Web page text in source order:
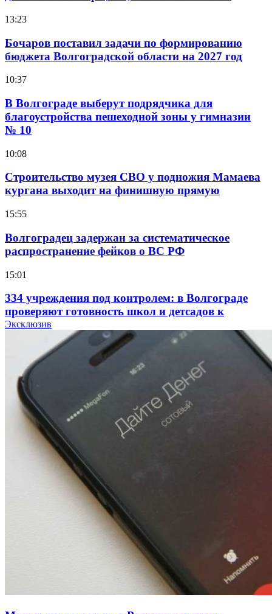
13:23
Бочаров поставил задачи по формированию
бюджета Волгоградской области на 2027 год
10:37
В Волгограде выберут подрядчика для
благоустройства пешеходной зоны у гимназии
№ 10
10:08
Строительство музея СВО у подножия Мамаева
кургана выходит на финишную прямую
15:55
Волгоградец задержан за систематическое
распространение фейков о ВС РФ
15:01
334 учреждения под контролем: в Волгограде
проверяют готовность школ и детсадов к
учебному году
Покушение на убийство в Волгограде: девушка
напала на незнакомую женщину с ножом
12:39
Сладкий праздник в Волгограде: в Центральном
парке прошёл фестиваль „Арбузный переполох“
Волгоградские компании нарастили экспорт:
заключены контракты на 3,6 млн долларов
Эксклюзив